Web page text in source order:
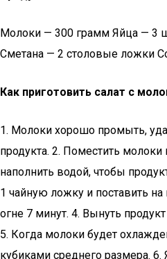
Молоки — 300 грамм Яйца — 3
Сметана — 2 столовые ложки
Как приготовить салат с
1. Молоки хорошо промыть,
продукта. 2. Поместить
наполнить водой, чтобы
1 чайную ложку и поставить на
огне 7 минут. 4. Вынуть
5. Когда молоки будет
кубиками среднего размера.